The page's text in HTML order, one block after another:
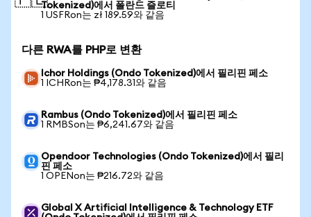
Tokenized)에서 폴란드 즐로티
1 USFRon는 zł 189.59와 같음
다른 RWA를 PHP로 변환
Ichor Holdings (Ondo Tokenized)에서 필리핀 페소
1 ICHRon는 ₱4,178.31와 같음
Rambus (Ondo Tokenized)에서 필리핀 페소
1 RMBSon는 ₱6,241.67와 같음
Opendoor Technologies (Ondo Tokenized)에서 필리
핀 페소
1 OPENon는 ₱216.72와 같음
Global X Artificial Intelligence & Technology ETF